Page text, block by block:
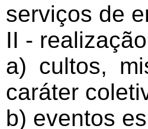
serviços de
II -
a) cultos,
caráter
b) eventos